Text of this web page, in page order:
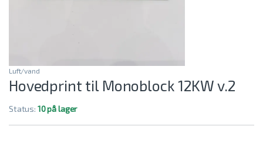
Luft/vand
Hovedprint til Monoblock 12KW v.2
Status: 10 på lager